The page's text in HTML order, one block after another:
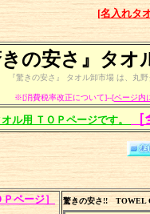
[名入れタ
きの安さ』タオ
『驚きの安さ』 タオル卸市場 は、丸
※[消費税率改正について]--[ページ内
ル用 ＴＯＰページです。
ページ］
驚きの安さ!!